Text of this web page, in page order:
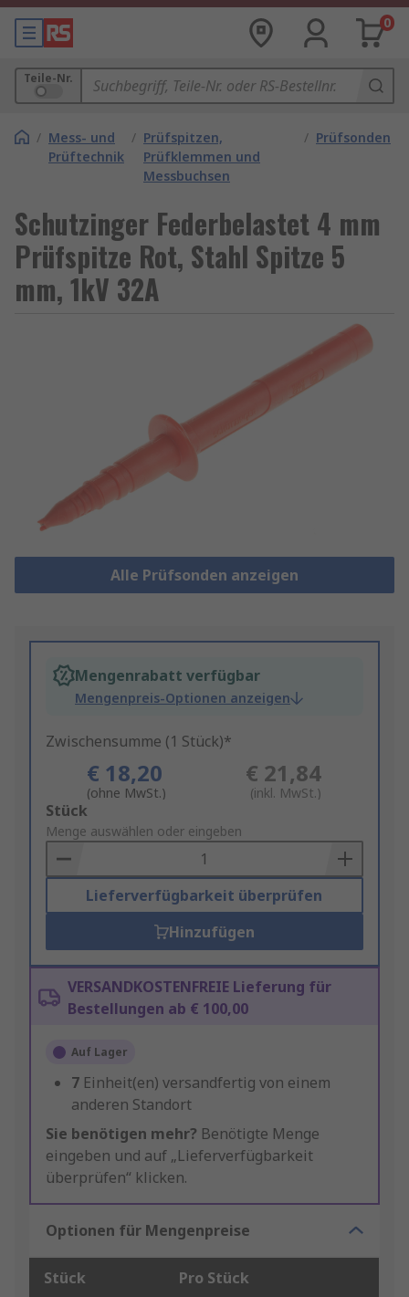
0
Teile-Nr.
/ Mess- und
Prüftechnik
/ Prüfspitzen,
Prüfklemmen und
Messbuchsen
/ Prüfsonden
Schutzinger Federbelastet 4 mm
Prüfspitze Rot, Stahl Spitze 5
mm, 1kV 32A
Alle Prüfsonden anzeigen
Mengenrabatt verfügbar
Mengenpreis-Optionen anzeigen
Zwischensumme (1 Stück)*
€ 18,20
(ohne MwSt.)
€ 21,84
(inkl. MwSt.)
Add
to
Basket
Stück
Menge auswählen oder eingeben
Lieferverfügbarkeit überprüfen
Hinzufügen
VERSANDKOSTENFREIE Lieferung für
Bestellungen ab € 100,00
Auf Lager
7 Einheit(en) versandfertig von einem
anderen Standort
Sie benötigen mehr? Benötigte Menge
eingeben und auf „Lieferverfügbarkeit
überprüfen“ klicken.
Optionen für Mengenpreise
Stück Pro Stück